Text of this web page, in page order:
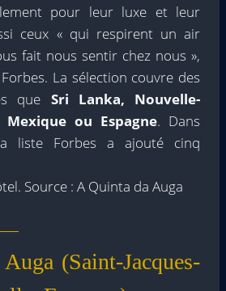
pour leur luxe et leur
ceux « qui respirent un air
fait nous sentir chez nous »,
La sélection couvre des
que Sri Lanka, Nouvelle-
Mexique ou Espagne. Dans
liste Forbes a ajouté cinq
Source : A Quinta da Auga
(Saint-Jacques-